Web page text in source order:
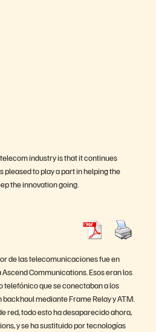
industry is that it continues
pleased to play a part in helping the
the innovation going.
de las telecomunicaciones fue en
Communications. Esos eran los
telefónico que se conectaban a los
mediante Frame Relay y ATM.
red, todo esto ha desaparecido ahora,
y se ha sustituido por tecnologías